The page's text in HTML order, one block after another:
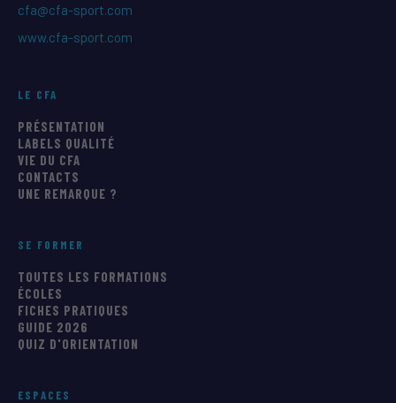
cfa@cfa-sport.com
www.cfa-sport.com
LE CFA
PRÉSENTATION
LABELS QUALITÉ
VIE DU CFA
CONTACTS
UNE REMARQUE ?
SE FORMER
TOUTES LES FORMATIONS
ÉCOLES
FICHES PRATIQUES
GUIDE 2026
QUIZ D'ORIENTATION
ESPACES